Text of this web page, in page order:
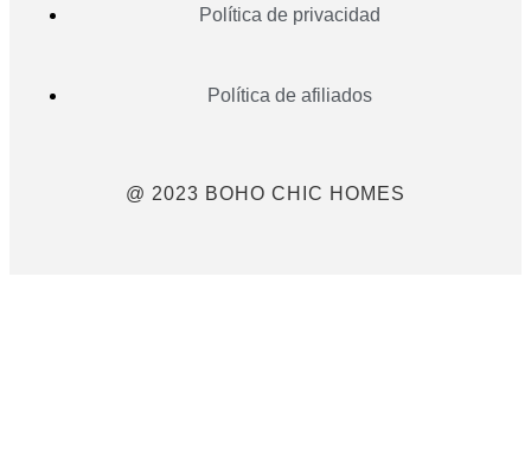
Política de privacidad
Política de afiliados
@ 2023 BOHO CHIC HOMES